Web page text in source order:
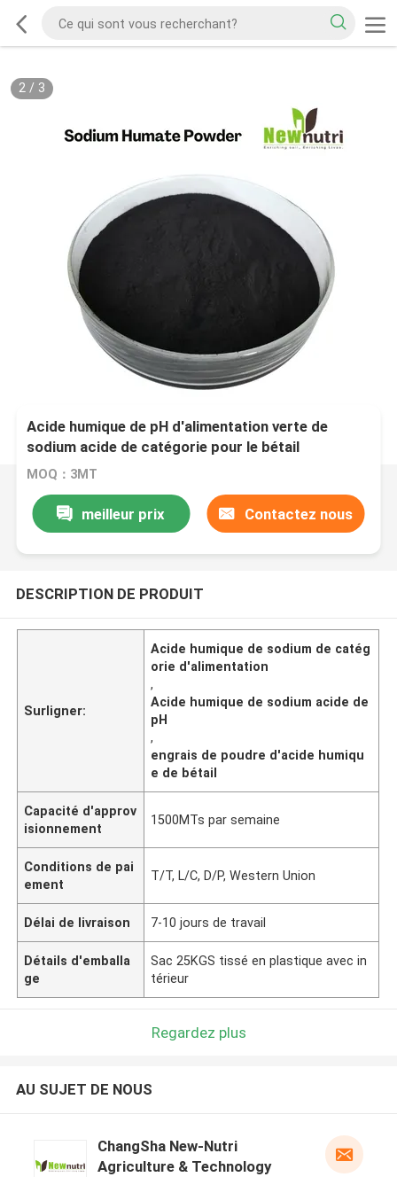
2/ 3
Acide humique de pH d'alimentation verte de
sodium acide de catégorie pour le bétail
MOQ：3MT
meilleur prix Contactez nous
DESCRIPTION DE PRODUIT
Surligner:
Acide humique de sodium de catég
orie d'alimentation
,
Acide humique de sodium acide de
pH
,
engrais de poudre d'acide humiqu
e de bétail
Capacité d'approv
isionnement
1500MTs par semaine
Conditions de pai
ement
T/T, L/C, D/P, Western Union
Délai de livraison 7-10 jours de travail
Détails d'emballa
ge
Sac 25KGS tissé en plastique avec in
térieur
Regardez plus
AU SUJET DE NOUS
ChangSha New-Nutri
Agriculture & Technology